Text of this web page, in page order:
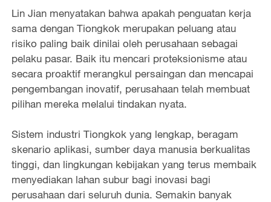
Lin Jian menyatakan bahwa apakah penguatan kerja
sama dengan Tiongkok merupakan peluang atau
risiko paling baik dinilai oleh perusahaan sebagai
pelaku pasar. Baik itu mencari proteksionisme atau
secara proaktif merangkul persaingan dan mencapai
pengembangan inovatif, perusahaan telah membuat
pilihan mereka melalui tindakan nyata.
Sistem industri Tiongkok yang lengkap, beragam
skenario aplikasi, sumber daya manusia berkualitas
tinggi, dan lingkungan kebijakan yang terus membaik
menyediakan lahan subur bagi inovasi bagi
perusahaan dari seluruh dunia. Semakin banyak